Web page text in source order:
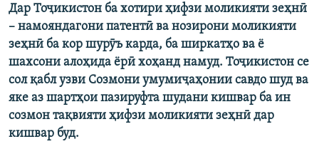
Дар Тоҷикистон ба хотири ҳифзи моликияти зеҳнӣ
– намояндагони патентӣ ва нозирони моликияти
зеҳнӣ ба кор шурӯъ карда, ба ширкатҳо ва ё
шахсони алоҳида ёрӣ хоҳанд намуд. Тоҷикистон се
сол қабл узви Созмони умумиҷаҳонии савдо шуд ва
яке аз шартҳои пазируфта шудани кишвар ба ин
созмон тақвияти ҳифзи моликияти зеҳнӣ дар
кишвар буд.